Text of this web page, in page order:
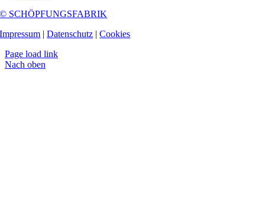
© SCHÖPFUNGSFABRIK
Impressum |Datenschutz |Cookies
Page load link
Nach oben